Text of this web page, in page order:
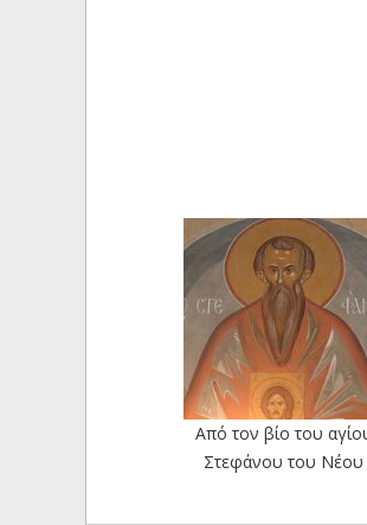
Από τον βίο του
Στεφάνου του Νέου